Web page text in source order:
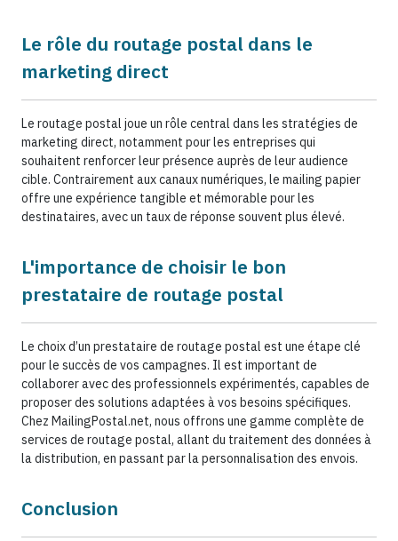
Le rôle du routage postal dans le
marketing direct
Le routage postal joue un rôle central dans les stratégies de
marketing direct, notamment pour les entreprises qui
souhaitent renforcer leur présence auprès de leur audience
cible. Contrairement aux canaux numériques, le mailing papier
offre une expérience tangible et mémorable pour les
destinataires, avec un taux de réponse souvent plus élevé.
L'importance de choisir le bon
prestataire de routage postal
Le choix d’un prestataire de routage postal est une étape clé
pour le succès de vos campagnes. Il est important de
collaborer avec des professionnels expérimentés, capables de
proposer des solutions adaptées à vos besoins spécifiques.
Chez MailingPostal.net, nous offrons une gamme complète de
services de routage postal, allant du traitement des données à
la distribution, en passant par la personnalisation des envois.
Conclusion